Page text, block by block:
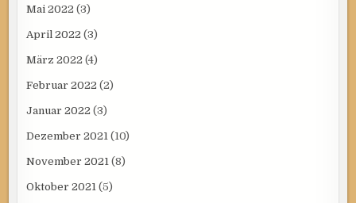
Mai 2022 (3)
April 2022 (3)
März 2022 (4)
Februar 2022 (2)
Januar 2022 (3)
Dezember 2021 (10)
November 2021 (8)
Oktober 2021 (5)